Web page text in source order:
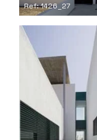
Ref: 1426_27